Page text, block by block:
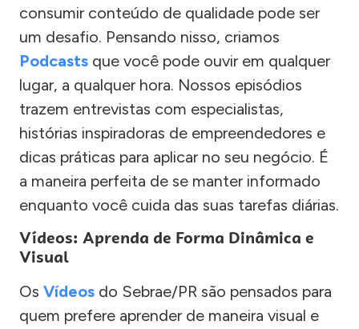
consumir conteúdo de qualidade pode ser
um desafio. Pensando nisso, criamos
Podcasts que você pode ouvir em qualquer
lugar, a qualquer hora. Nossos episódios
trazem entrevistas com especialistas,
histórias inspiradoras de empreendedores e
dicas práticas para aplicar no seu negócio. É
a maneira perfeita de se manter informado
enquanto você cuida das suas tarefas diárias.
Vídeos: Aprenda de Forma Dinâmica e
Visual
Os Vídeos do Sebrae/PR são pensados para
quem prefere aprender de maneira visual e